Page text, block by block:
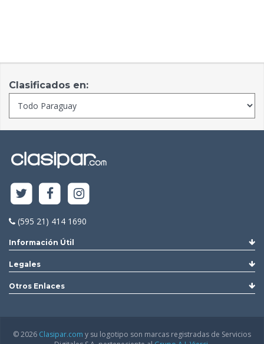
Clasificados en:
(595 21) 414 1690
Información Útil
Legales
Otros Enlaces
© 2026 Clasipar.com y su logotipo son marcas registradas de Servicios